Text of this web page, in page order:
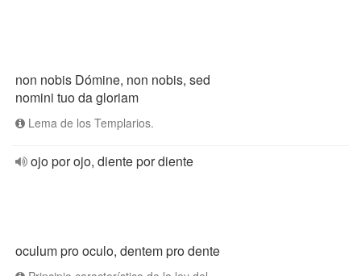
non nobis Dómine, non nobis, sed
nomini tuo da gloriam
Lema de los Templarios.
ojo por ojo, diente por diente
oculum pro oculo, dentem pro dente